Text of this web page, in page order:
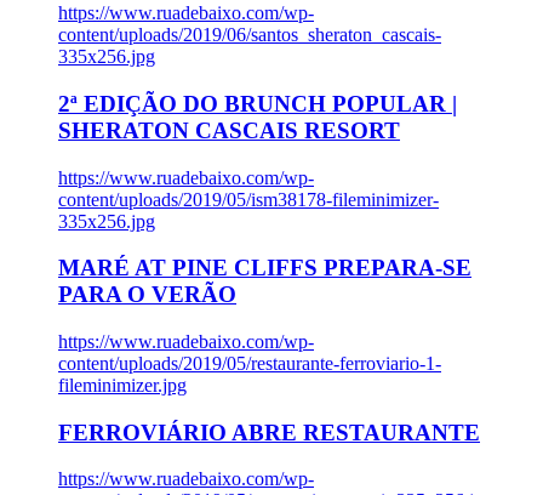
https://www.ruadebaixo.com/wp-
content/uploads/2019/06/santos_sheraton_cascais-
335x256.jpg
2ª EDIÇÃO DO BRUNCH POPULAR |
SHERATON CASCAIS RESORT
https://www.ruadebaixo.com/wp-
content/uploads/2019/05/ism38178-fileminimizer-
335x256.jpg
MARÉ AT PINE CLIFFS PREPARA-SE
PARA O VERÃO
https://www.ruadebaixo.com/wp-
content/uploads/2019/05/restaurante-ferroviario-1-
fileminimizer.jpg
FERROVIÁRIO ABRE RESTAURANTE
https://www.ruadebaixo.com/wp-